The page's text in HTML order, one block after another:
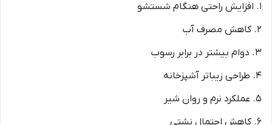
1. افزایش راحتی هنگام شستشو
2. کاهش مصرف آب
3. دوام بیشتر در برابر رسوب
4. طراحی زیباتر آشپزخانه
5. عملکرد نرم و روان شیر
6. کاهش احتمال نشتی